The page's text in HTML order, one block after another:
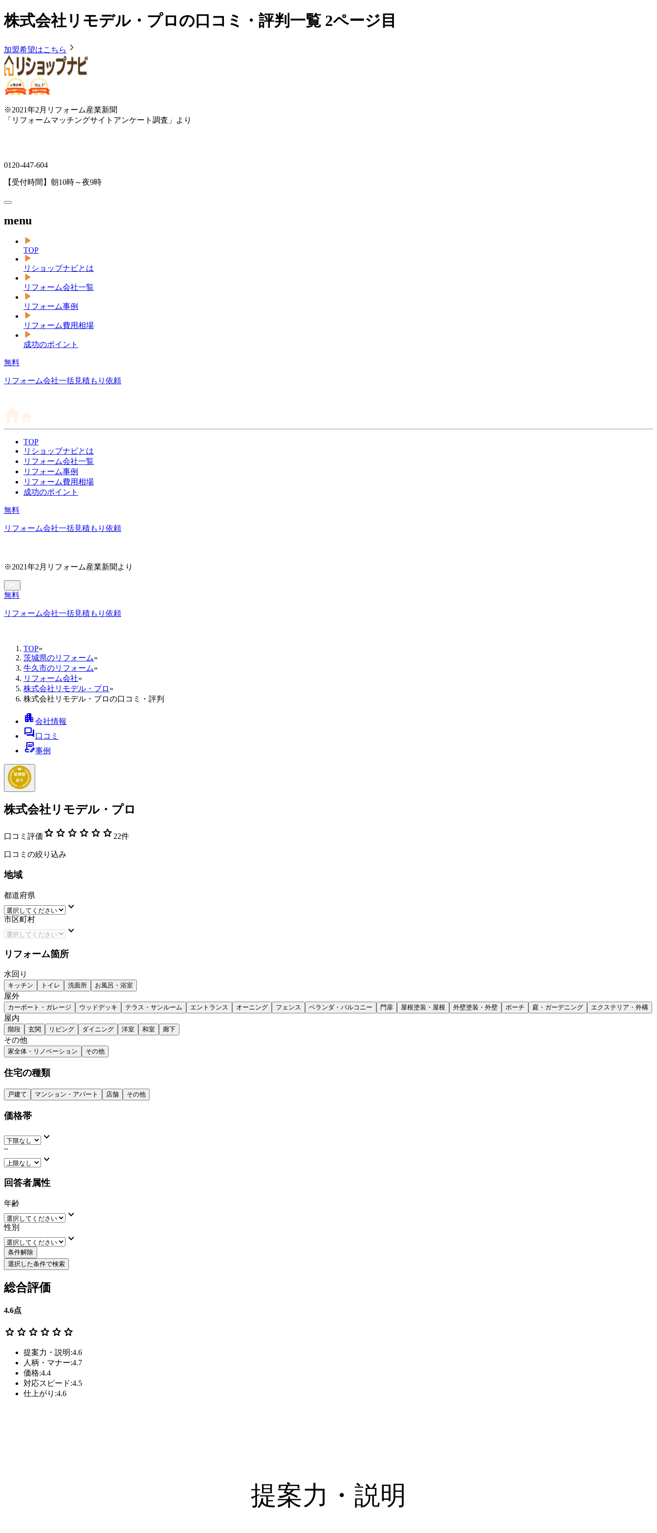
株式会社リモデル・プロの口コミ・評判一覧 2ページ目
加盟希望はこちら
※2021年2月リフォーム産業新聞
「リフォームマッチングサイトアンケート調査」より
0120-447-604
【受付時間】朝10時～夜9時
menu
TOP
リショップナビとは
リフォーム会社一覧
リフォーム事例
リフォーム費用相場
成功のポイント
無料
リフォーム会社一括見積もり依頼
TOP
リショップナビとは
リフォーム会社一覧
リフォーム事例
リフォーム費用相場
成功のポイント
無料
リフォーム会社一括見積もり依頼
※2021年2月リフォーム産業新聞より
無料
リフォーム会社一括見積もり依頼
TOP»
茨城県のリフォーム»
牛久市のリフォーム»
リフォーム会社»
株式会社リモデル・プロ »
株式会社リモデル・プロの口コミ・評判
apartment会社情報
forum口コミ
contract_edit事例
株式会社リモデル・プロ
口コミ評価 star star star star star star 22件
口コミの絞り込み
地域
都道府県
keyboard_arrow_down
市区町村
keyboard_arrow_down
リフォーム箇所
水回り
キッチン トイレ 洗面所 お風呂・浴室
屋外
カーポート・ガレージ ウッドデッキ テラス・サンルーム エントランス オーニング フェンス ベランダ・バルコニー 門扉 屋根塗装・屋根 外壁塗装・外壁 ポーチ 庭・ガーデニング エクステリア・外構
屋内
階段 玄関 リビング ダイニング 洋室 和室 廊下
その他
家全体・リノベーション その他
住宅の種類
戸建て マンション・アパート 店舗 その他
価格帯
keyboard_arrow_down
~
keyboard_arrow_down
回答者属性
年齢
keyboard_arrow_down
性別
keyboard_arrow_down
条件解除
選択した条件で検索
総合評価
4.6点
star star star star star star
提案力・説明:4.6
人柄・マナー:4.7
価格:4.4
対応スピード:4.5
仕上がり:4.6
提案力・説明